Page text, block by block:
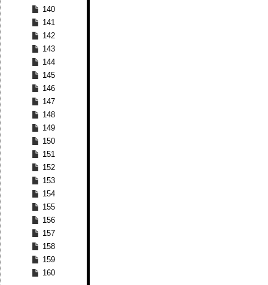
140
141
142
143
144
145
146
147
148
149
150
151
152
153
154
155
156
157
158
159
160